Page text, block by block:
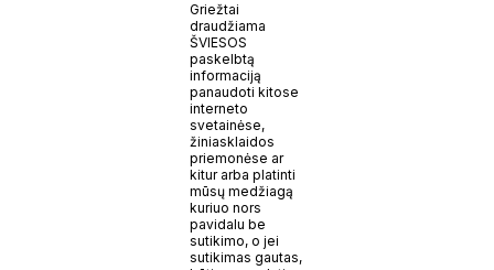
Griežtai
draudžiama
ŠVIESOS
paskelbtą
informaciją
panaudoti kitose
interneto
svetainėse,
žiniasklaidos
priemonėse ar
kitur arba platinti
mūsų medžiagą
kuriuo nors
pavidalu be
sutikimo, o jei
sutikimas gautas,